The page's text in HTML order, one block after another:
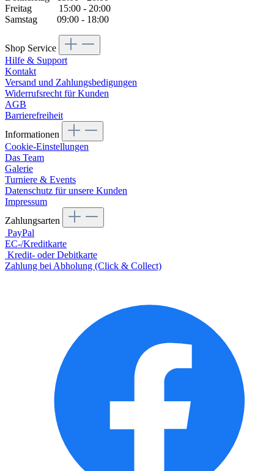
Freitag 15:00 - 20:00
Samstag 09:00 - 18:00
Shop Service
Hilfe & Support
Kontakt
Versand und Zahlungsbedigungen
Widerrufsrecht für Kunden
AGB
Barrierefreiheit
Informationen
Cookie-Einstellungen
Das Team
Galerie
Turniere & Events
Datenschutz für unsere Kunden
Impressum
Zahlungsarten
PayPal
EC-/Kreditkarte
Kredit- oder Debitkarte
Zahlung bei Abholung (Click & Collect)